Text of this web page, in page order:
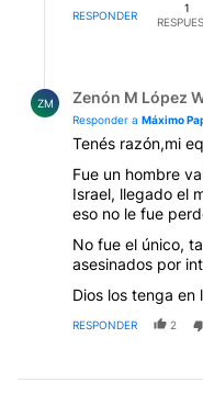
RESPONDER
1
ZM Zenón M López
Responder a Máximo
Tenés razón,mi
Fue un hombre
Israel, llegado el
eso no le fue
No fue el único,
asesinados por
Dios los tenga en
RESPONDER 2